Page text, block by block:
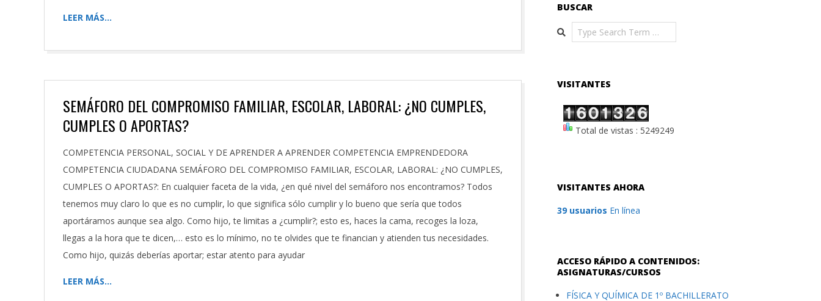
LEER MÁS…
SEMÁFORO DEL COMPROMISO FAMILIAR, ESCOLAR, LABORAL: ¿NO CUMPLES,
CUMPLES O APORTAS?
2023-
10-
27
COMPETENCIA PERSONAL, SOCIAL Y DE APRENDER A APRENDER COMPETENCIA EMPRENDEDORA
COMPETENCIA CIUDADANA SEMÁFORO DEL COMPROMISO FAMILIAR, ESCOLAR, LABORAL: ¿NO CUMPLES,
CUMPLES O APORTAS?: En cualquier faceta de la vida, ¿en qué nivel del semáforo nos encontramos? Todos
tenemos muy claro lo que es no cumplir, lo que significa sólo cumplir y lo bueno que sería que todos
aportáramos aunque sea algo. Como hijo, te limitas a ¿cumplir?; esto es, haces la cama, recoges la loza,
llegas a la hora que te dicen,… esto es lo mínimo, no te olvides que te financian y atienden tus necesidades.
Como hijo, quizás deberías aportar; estar atento para ayudar
LEER MÁS…
BUSCAR
Search
VISITANTES
Total de vistas : 5249249
VISITANTES AHORA
39 usuarios En línea
ACCESO RÁPIDO A CONTENIDOS:
ASIGNATURAS/CURSOS
FÍSICA Y QUÍMICA DE 1º BACHILLERATO